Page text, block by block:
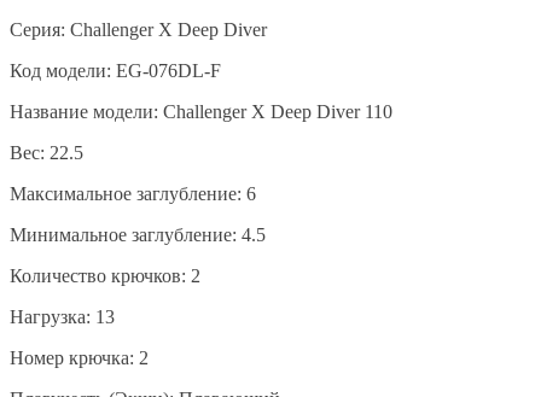
Серия: Challenger X Deep Diver
Код модели: EG-076DL-F
Название модели: Challenger X Deep Diver 110
Вес: 22.5
Максимальное заглубление: 6
Минимальное заглубление: 4.5
Количество крючков: 2
Нагрузка: 13
Номер крючка: 2